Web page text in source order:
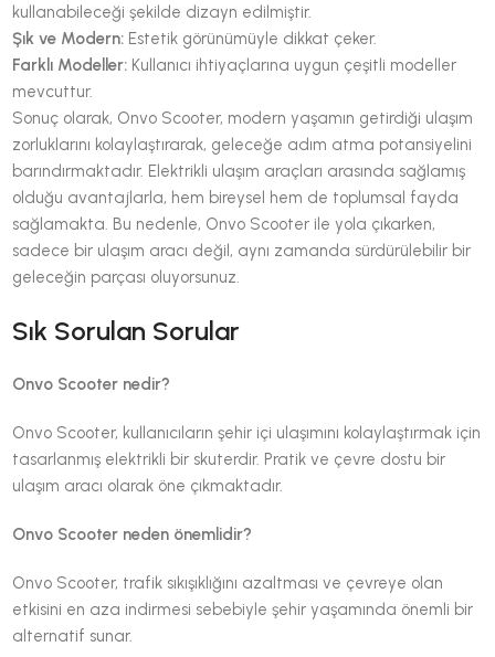
kullanabileceği şekilde dizayn edilmiştir.
Şık ve Modern: Estetik görünümüyle dikkat çeker.
Farklı Modeller: Kullanıcı ihtiyaçlarına uygun çeşitli modeller
mevcuttur.
Sonuç olarak, Onvo Scooter, modern yaşamın getirdiği ulaşım
zorluklarını kolaylaştırarak, geleceğe adım atma potansiyelini
barındırmaktadır. Elektrikli ulaşım araçları arasında sağlamış
olduğu avantajlarla, hem bireysel hem de toplumsal fayda
sağlamakta. Bu nedenle, Onvo Scooter ile yola çıkarken,
sadece bir ulaşım aracı değil, aynı zamanda sürdürülebilir bir
geleceğin parçası oluyorsunuz.
Sık Sorulan Sorular
Onvo Scooter nedir?
Onvo Scooter, kullanıcıların şehir içi ulaşımını kolaylaştırmak için
tasarlanmış elektrikli bir skuterdir. Pratik ve çevre dostu bir
ulaşım aracı olarak öne çıkmaktadır.
Onvo Scooter neden önemlidir?
Onvo Scooter, trafik sıkışıklığını azaltması ve çevreye olan
etkisini en aza indirmesi sebebiyle şehir yaşamında önemli bir
alternatif sunar.